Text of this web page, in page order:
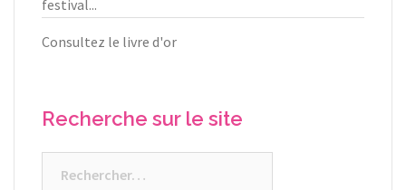
festival...
Consultez le livre d'or
Recherche sur le site